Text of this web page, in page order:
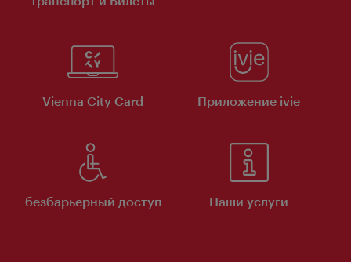
Vienna City Card Приложение ivie
безбарьерный доступ Наши услуги